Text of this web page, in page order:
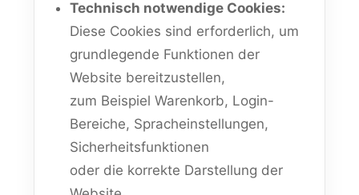
Technisch notwendige Cookies:
Diese Cookies sind erforderlich, um
grundlegende Funktionen der
Website bereitzustellen,
zum Beispiel Warenkorb, Login-
Bereiche, Spracheinstellungen,
Sicherheitsfunktionen
oder die korrekte Darstellung der